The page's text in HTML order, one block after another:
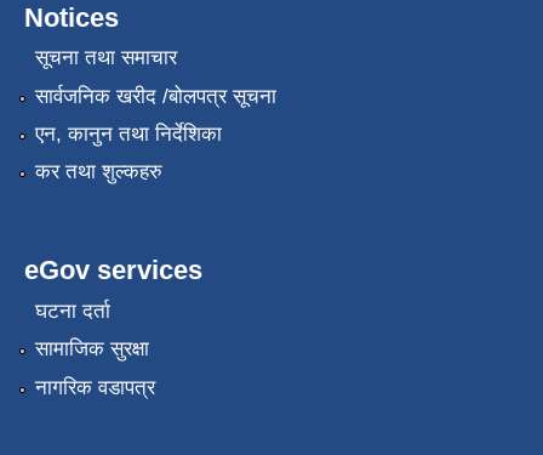
Notices
सूचना तथा समाचार
सार्वजनिक खरीद /बोलपत्र सूचना
एन, कानुन तथा निर्देशिका
कर तथा शुल्कहरु
eGov services
घटना दर्ता
सामाजिक सुरक्षा
नागरिक वडापत्र